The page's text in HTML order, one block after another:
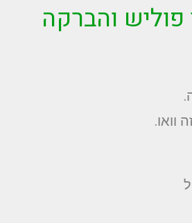
פוליש והברקה
וואו.